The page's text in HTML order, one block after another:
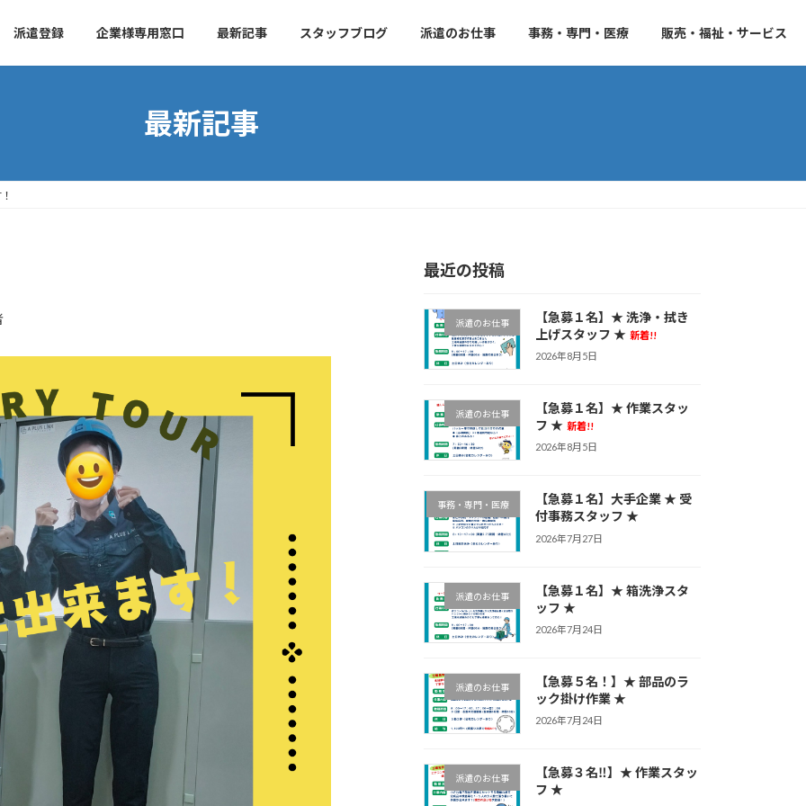
派遣登録 企業様専用窓口 最新記事 スタッフブログ 派遣のお仕事 事務・専門・医療 販売・福祉・サービス
最新記事
最近の投稿
派遣のお仕事
【急募１名】★ 洗浄・拭き
上げスタッフ ★ 新着!!
2026年8月5日
派遣のお仕事
【急募１名】★ 作業スタッ
フ ★ 新着!!
2026年8月5日
事務・専門・医療
【急募１名】大手企業 ★ 受
付事務スタッフ ★
2026年7月27日
派遣のお仕事
【急募１名】★ 箱洗浄スタ
ッフ ★
2026年7月24日
派遣のお仕事
【急募５名！】★ 部品のラ
ック掛け作業 ★
2026年7月24日
派遣のお仕事
【急募３名‼】★ 作業スタッ
フ ★